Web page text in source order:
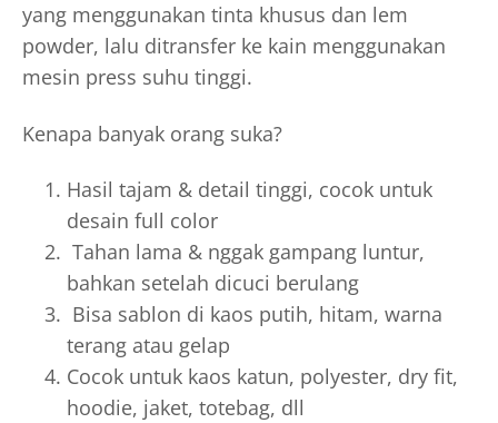
yang menggunakan tinta khusus dan lem
powder, lalu ditransfer ke kain menggunakan
mesin press suhu tinggi.
Kenapa banyak orang suka?
Hasil tajam & detail tinggi, cocok untuk
desain full color
Tahan lama & nggak gampang luntur,
bahkan setelah dicuci berulang
Bisa sablon di kaos putih, hitam, warna
terang atau gelap
Cocok untuk kaos katun, polyester, dry fit,
hoodie, jaket, totebag, dll